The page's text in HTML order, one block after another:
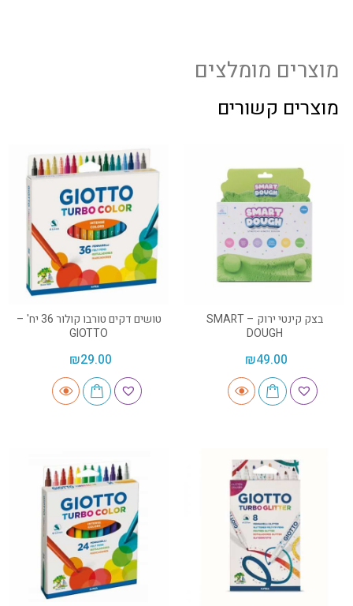
מוצרים מומלצים
מוצרים קשורים
בצק קינטי ירוק – SMART
DOUGH
₪49.00
טושים דקים טורבו קולור 36 יח' –
GIOTTO
₪29.00